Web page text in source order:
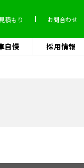
積もり お問合わせ
自慢 採用情報